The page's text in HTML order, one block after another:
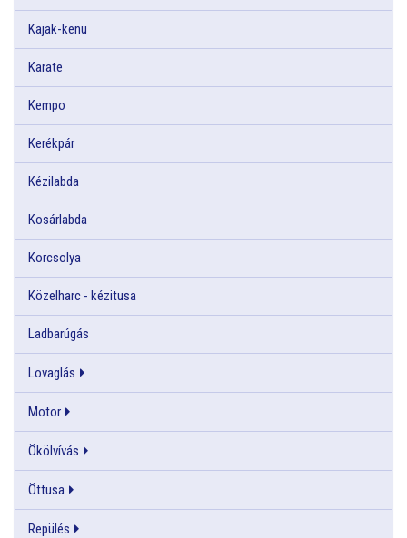
Kajak-kenu
Karate
Kempo
Kerékpár
Kézilabda
Kosárlabda
Korcsolya
Közelharc - kézitusa
Ladbarúgás
Lovaglás
Motor
Ökölvívás
Öttusa
Repülés